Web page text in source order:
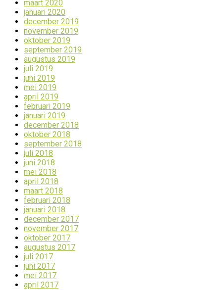
maart 2020
januari 2020
december 2019
november 2019
oktober 2019
september 2019
augustus 2019
juli 2019
juni 2019
mei 2019
april 2019
februari 2019
januari 2019
december 2018
oktober 2018
september 2018
juli 2018
juni 2018
mei 2018
april 2018
maart 2018
februari 2018
januari 2018
december 2017
november 2017
oktober 2017
augustus 2017
juli 2017
juni 2017
mei 2017
april 2017